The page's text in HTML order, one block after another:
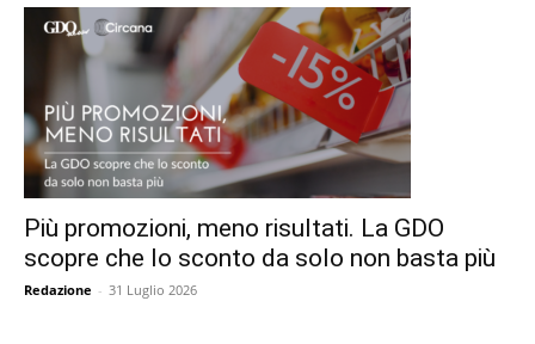
Più promozioni, meno risultati. La GDO
scopre che lo sconto da solo non basta più
Redazione - 31 Luglio 2026